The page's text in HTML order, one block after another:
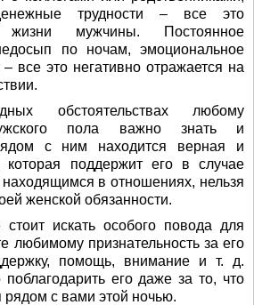
трудности – все это
жизни мужчины. Постоянное
по ночам, эмоциональное
все это негативно отражается на
обстоятельствах любому
пола важно знать и
с ним находится верная и
которая поддержит его в случае
в отношениях, нельзя
женской обязанности.
стоит искать особого повода для
любимому признательность за его
помощь, внимание и т. д.
поблагодарить его даже за то, что
рядом с вами этой ночью.